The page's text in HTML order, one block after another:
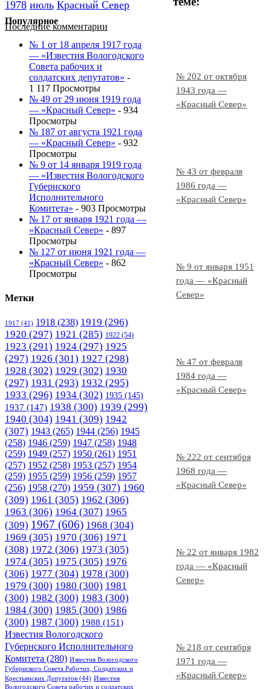
№ 202 от октября
1943 года —
«Красный Север»
№ 43 от февраля
1986 года —
«Красный Север»
№ 9 от января 1951
года — «Красный
Север»
№ 47 от февраля
1984 года —
«Красный Север»
№ 222 от сентября
1968 года —
«Красный Север»
№ 22 от января 1982
года — «Красный
Север»
№ 218 от сентября
1971 года —
«Красный Север»
1978 июль Красный Cевер
Последние комментарии
Популярное
№ 1 от 18 апреля 1917 года
— «Известия Вологодского
Совета рабочих и
солдатских депутатов» -
1 117 Просмотры
№ 49 от 29 июня 1919 года
— «Красный Север» - 934
Просмотры
№ 187 от августа 1921 года
— «Красный Север» - 932
Просмотры
№ 9 от 14 января 1919 года
— «Известия Вологодского
Губернского
Исполнительного
Комитета» - 903 Просмотры
№ 17 от января 1921 года —
«Красный Север» - 897
Просмотры
№ 127 от июня 1921 года —
«Красный Север» - 862
Просмотры
Метки
1917 (41) 1918 (238) 1919 (296)
1920 (297) 1921 (285) 1922 (54)
1923 (291) 1924 (297) 1925
(297) 1926 (301) 1927 (298)
1928 (302) 1929 (302) 1930
(297) 1931 (293) 1932 (295)
1933 (296) 1934 (302) 1935 (145)
1937 (147) 1938 (300) 1939 (299)
1940 (304) 1941 (309) 1942
(307) 1943 (265) 1944 (256) 1945
(258) 1946 (259) 1947 (258) 1948
(259) 1949 (257) 1950 (261) 1951
(257) 1952 (258) 1953 (257) 1954
(259) 1955 (259) 1956 (259) 1957
(256) 1958 (270) 1959 (307) 1960
(309) 1961 (305) 1962 (306)
1963 (306) 1964 (307) 1965
(309) 1967 (606) 1968 (304)
1969 (305) 1970 (306) 1971
(308) 1972 (306) 1973 (305)
1974 (305) 1975 (305) 1976
(306) 1977 (304) 1978 (300)
1979 (300) 1980 (300) 1981
(300) 1982 (300) 1983 (300)
1984 (300) 1985 (300) 1986
(300) 1987 (300) 1988 (151)
Известия Вологодского
Губернского Исполнительного
Комитета (280) Известия Вологодского
Губернского Совета Рабочих, Солдатских и
Крестьянских Депутатов (44) Известия
Вологодского Совета рабочих и солдатских